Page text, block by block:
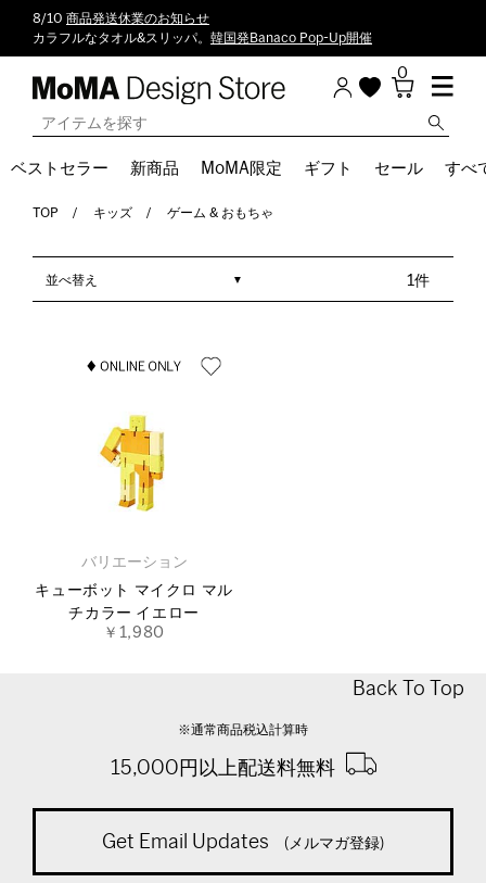
8/10 商品発送休業のお知らせ
カラフルなタオル&スリッパ。 韓国発Banaco Pop-Up開催
0
ベストセラー 新商品 MoMA限定 ギフト セール すべ
TOP キッズ ゲーム & おもちゃ
1件
並べ替え
バリエーション
キューボット マイクロ マル
チカラー イエロー
￥1,980
Back To Top
※通常商品税込計算時
15,000円以上配送料無料
Get Email Updates (メルマガ登録)